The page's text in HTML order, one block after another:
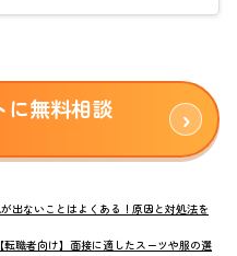
に無料相談
出ないことはよくある！原因と対処法を
【転職者向け】面接に適したスーツや服の選